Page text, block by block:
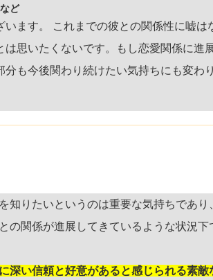
ど
ます。 これまでの彼との関係性に嘘
思いたくないです。もし恋愛関係に進
も今後関わり続けたい気持ちにも変わ
知りたいというのは重要な気持ちであ
の関係が進展してきているような状況下
深い信頼と好意があると感じられる素敵